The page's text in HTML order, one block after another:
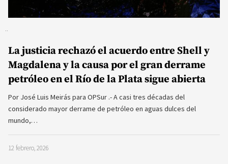
La justicia rechazó el acuerdo entre Shell y
Magdalena y la causa por el gran derrame
petróleo en el Río de la Plata sigue abierta
Por José Luis Meirás para OPSur .- A casi tres décadas del
considerado mayor derrame de petróleo en aguas dulces del
mundo,…
12 febrero, 2026